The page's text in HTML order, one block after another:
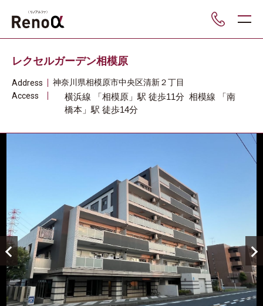
レクセルガーデン相模原
Address 神奈川県相模原市中央区清新２丁目
Access
横浜線 「相模原」駅 徒歩11分 相模線
「南
橋本」駅 徒歩14分